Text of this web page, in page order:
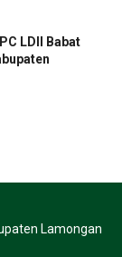
LDII Babat
Lamongan